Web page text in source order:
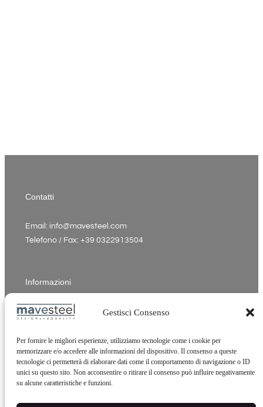
Gestisci Consenso
Per fornire le migliori esperienze, utilizziamo tecnologie come i cookie per
memorizzare e/o accedere alle informazioni del dispositivo. Il consenso a queste
tecnologie ci permetterà di elaborare dati come il comportamento di navigazione o ID
unici su questo sito. Non acconsentire o ritirare il consenso può influire negativamente
su alcune caratteristiche e funzioni.
Contatti
Email: info@mavesteel.com
Telefono / Fax: +39 0322913504
Informazioni
P.Iva: 02342910037
Cookie Policy
Privacy Policy
Credits